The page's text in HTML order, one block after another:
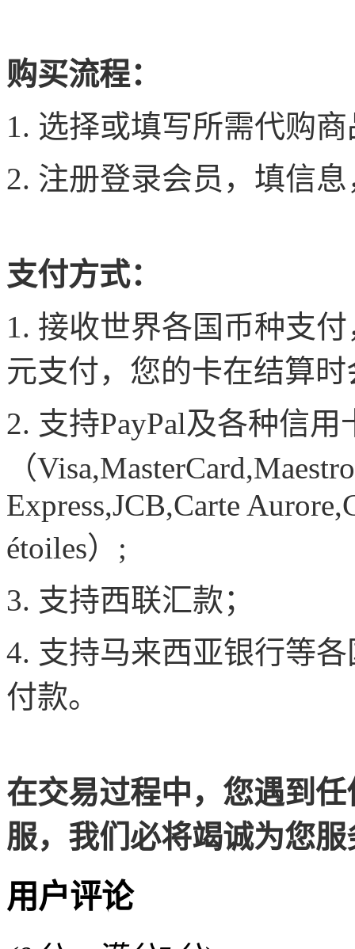
购买流程：
1. 选择或填写所需代购
2. 注册登录会员，填信
支付方式：
1. 接收世界各国币种支
元支付，您的卡在结算
2. 支持PayPal及各种信用
（
Express,JCB,Carte
étoiles）;
3. 支持西联汇款；
4. 支持马来西亚银行等
付款。
在交易过程中，您遇到
服，我们必将竭诚为您服
用户评论